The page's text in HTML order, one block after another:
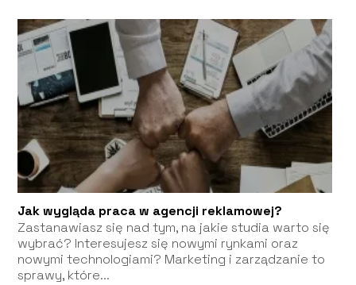
Jak wygląda praca w agencji reklamowej?
Zastanawiasz się nad tym, na jakie studia warto się
wybrać? Interesujesz się nowymi rynkami oraz
nowymi technologiami? Marketing i zarządzanie to
sprawy, które...